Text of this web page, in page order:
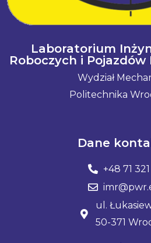
Laboratorium
Roboczych i Pojazdów
Wydział
Politechnika
Dane
+48 71
ul.
50-371